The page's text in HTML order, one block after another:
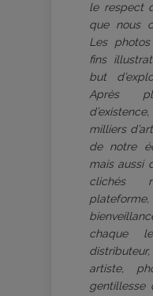
le respect
que nous
Les
fins
but
Après
milliers
de notre
mais aussi
clichés
plateforme,
chaque
artiste,
gentillesse